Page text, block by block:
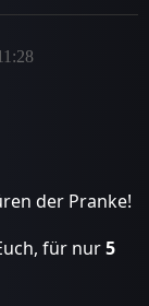
der Pranke!
für nur5